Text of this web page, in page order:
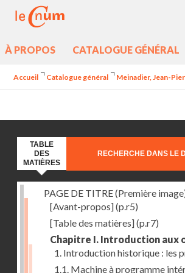
À PROPOS CATALOGUE GÉNÉRAL
Accueil Catalogue général Meinadier, Jean-
TABLE
DES
MATIÈRES
RECHERCHE DANS LE
PAGE DE TITRE (Première
[Avant-propos](p.r5)
[Table des matières](p.r7)
Chapitre I. Introduction aux
1. Introduction historique : les
1.1. Machine à programme